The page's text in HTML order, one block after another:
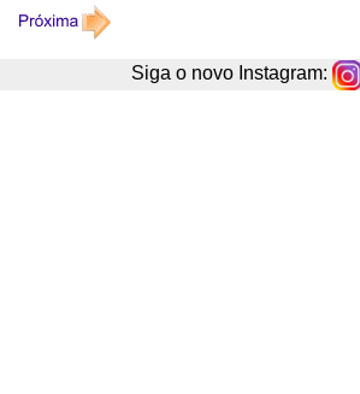
Siga o novo Instagram: